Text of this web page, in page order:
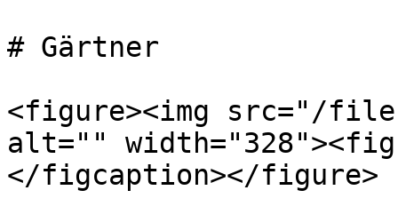
# Gärtner
<figure><img src="/files/
alt=""
</figcaption></figure>